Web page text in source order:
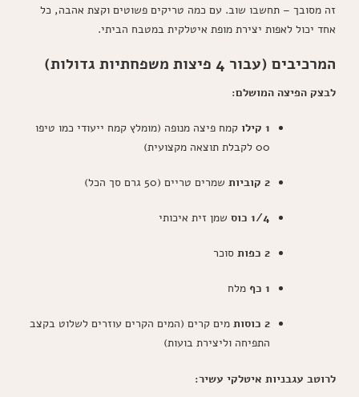
זה מסובך – תחשבו שוב. עם כמה טריקים פשוטים וקצת אהבה, כל
אחד יכול לאפות יצירת מופת איטלקית במטבח הביתי.
המרכיבים (עבור 4 פיצות משפחתיות גדולות)
לבצק הפיצה המושלם:
1 קילו
קמח פיצה מנופה (מומלץ קמח ייעודי כמו טיפו
00 לקבלת תוצאה מקצועית)
2 קוביות שמרים טריים (50 גרם סך הכל)
1/4 כוס שמן זית איכותי
2 כפות סוכר
1 כף מלח
2 כוסות
מים קרים (המים הקרים עוזרים לשלוט בקצב
התפיחה וליצירת בועות)
לרוטב עגבניות איטלקי עשיר: